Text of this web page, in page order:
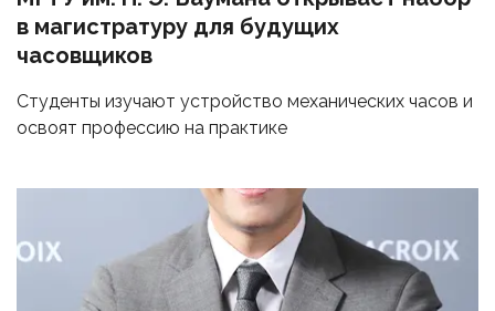
в магистратуру для будущих
часовщиков
Студенты изучают устройство механических часов и
освоят профессию на практике